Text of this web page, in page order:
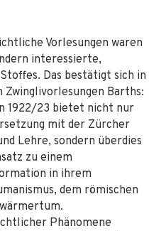
Vorlesungen waren
interessierte,
Das bestätigt sich in
Zwinglivorlesungen Barths:
1922/23 bietet nicht nur
mit der Zürcher
Lehre, sondern überdies
zu einem
in ihrem
dem römischen
Phänomene